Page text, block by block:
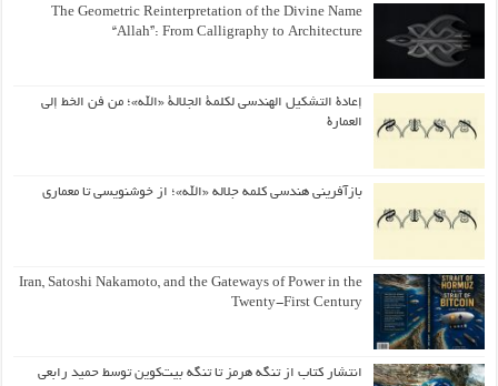
The Geometric Reinterpretation of the Divine Name
“Allah”: From Calligraphy to Architecture
إعادة التشكيل الهندسي لكلمة الجلالة «الله»؛ من فن الخط إلى
العمارة
بازآفرینی هندسی کلمه جلاله «الله»؛ از خوشنویسی تا معماری
Iran, Satoshi Nakamoto, and the Gateways of Power in the
Twenty-First Century
انتشار کتاب از تنگه هرمز تا تنگه بیت‌کوین توسط حمید رابعی